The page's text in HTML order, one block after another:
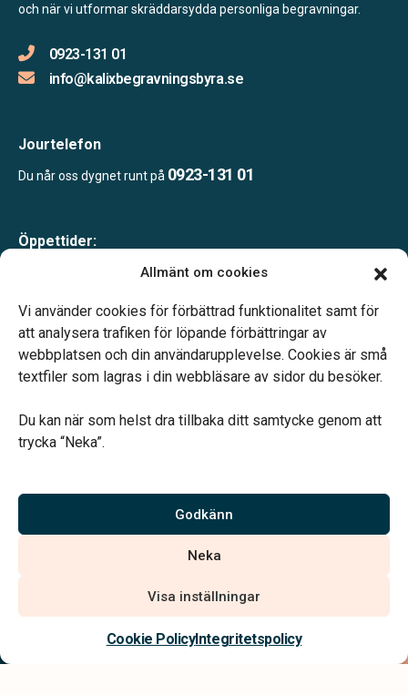
Allmänt om cookies
Vi använder cookies för förbättrad funktionalitet samt för
att analysera trafiken för löpande förbättringar av
webbplatsen och din användarupplevelse. Cookies är små
textfiler som lagras i din webbläsare av sidor du besöker.
Du kan när som helst dra tillbaka ditt samtycke genom att
trycka “Neka”.
Godkänn
Neka
Visa inställningar
Cookie PolicyIntegritetspolicy
Kontakta oss
och när vi utformar skräddarsydda personliga begravningar.
0923-131 01
info@kalixbegravningsbyra.se
Jourtelefon
Du når oss dygnet runt på 0923-131 01
Öppettider:
Måndag-fredag 10.00-16.00
Telefonjour dygnet runt.
Vårt systerbolag Verahill hjälper dig med familjejuridiken –
Vi är auktoriserade av Sveriges Begravningsbyråers Förbund och
har högt ställda krav på utbildning, kvalitet, miljö och arbetsmiljö.